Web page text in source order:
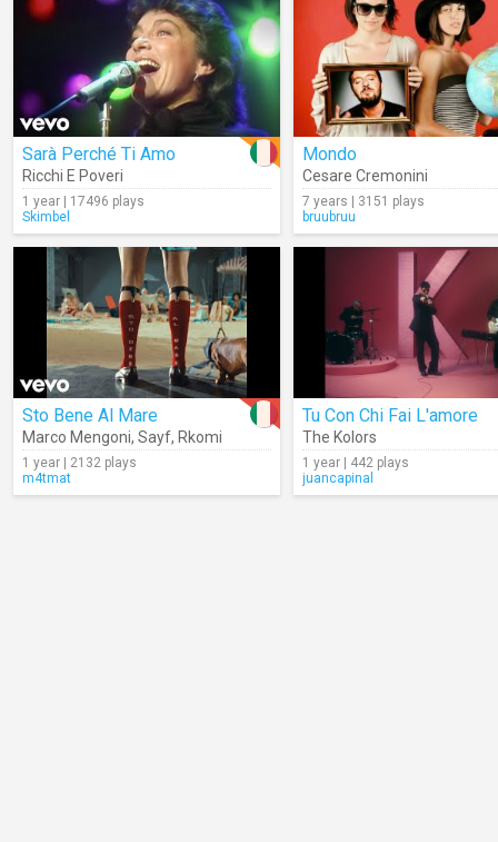
Sarà Perché Ti Amo
Ricchi E Poveri
1 year | 17496 plays
Skimbel
Mondo
Cesare Cremonini
7 years | 3151 plays
bruubruu
Sto Bene Al Mare
Marco Mengoni, Sayf, Rkomi
1 year | 2132 plays
m4tmat
Tu Con Chi Fai L'amore
The Kolors
1 year | 442 plays
juancapinal